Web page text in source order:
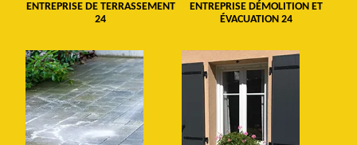
ENTREPRISE DE TERRASSEMENT
24
ENTREPRISE DÉMOLITION ET
ÉVACUATION 24